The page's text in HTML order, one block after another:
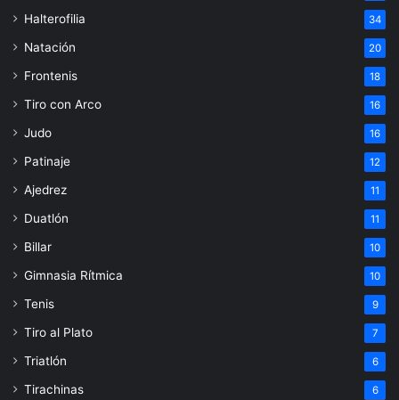
Halterofilia 34
Natación 20
Frontenis 18
Tiro con Arco 16
Judo 16
Patinaje 12
Ajedrez 11
Duatlón 11
Billar 10
Gimnasia Rítmica 10
Tenis 9
Tiro al Plato 7
Triatlón 6
Tirachinas 6